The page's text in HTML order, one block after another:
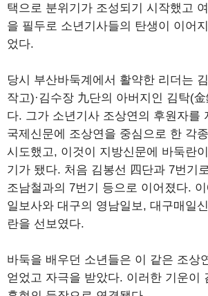
택으로 분위기가 조성되기 시작했고
을 필두로 소년기사들의 탄생이 이어
었다.
당시 부산바둑계에서 활약한 리더는
작고)·김수장 九단의 아버지인 김탁(
다. 그가 소년기사 조상연의 후원자를
국제신문에 조상연을 중심으로 한 각
시도했고, 이것이 지방신문에 바둑란
기가 됐다. 처음 김봉선 四단과 7번기
조남철과의 7번기 등으로 이어졌다.
일보사와 대구의 영남일보, 대구매일
란을 선보였다.
바둑을 배우던 소년들은 이 같은 조상
얻었고 자극을 받았다. 이러한 기운이